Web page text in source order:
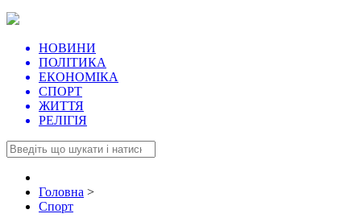
НОВИНИ
ПОЛІТИКА
ЕКОНОМІКА
СПОРТ
ЖИТТЯ
РЕЛІГІЯ
Головна >
Спорт